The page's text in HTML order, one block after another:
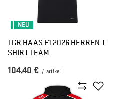
NEU
TGR HAAS F1 2026 HERREN T-
SHIRT TEAM
104,40 € / artikel